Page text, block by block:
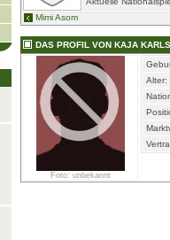
Mimi Asom
DAS PROFIL VON KAJA
Foto: unbekannt
Alter: